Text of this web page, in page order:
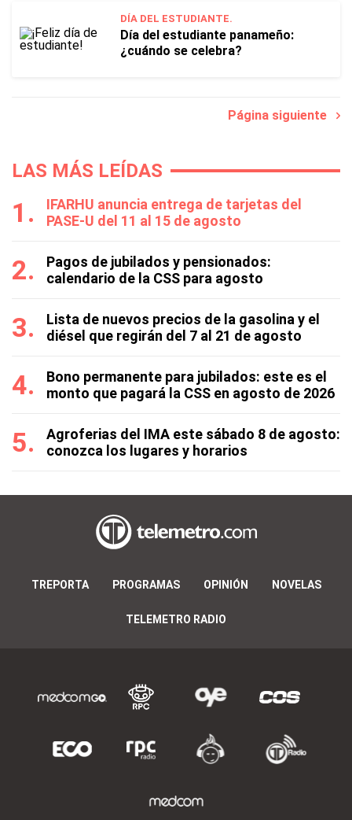
DÍA DEL ESTUDIANTE.
Día del estudiante panameño:
¿cuándo se celebra?
Página siguiente
LAS MÁS LEÍDAS
IFARHU anuncia entrega de tarjetas del
PASE-U del 11 al 15 de agosto
Pagos de jubilados y pensionados:
calendario de la CSS para agosto
Lista de nuevos precios de la gasolina y el
diésel que regirán del 7 al 21 de agosto
Bono permanente para jubilados: este es el
monto que pagará la CSS en agosto de 2026
Agroferias del IMA este sábado 8 de agosto:
conozca los lugares y horarios
TREPORTA PROGRAMAS OPINIÓN NOVELAS
TELEMETRO RADIO